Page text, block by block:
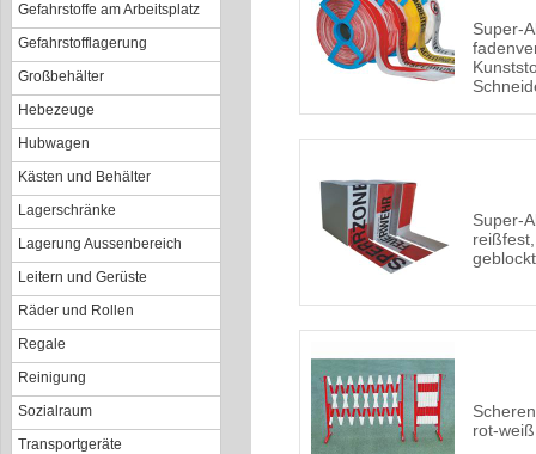
Gefahrstoffe am Arbeitsplatz
Gefahrstofflagerung
Großbehälter
Hebezeuge
Hubwagen
Kästen und Behälter
Lagerschränke
Lagerung Aussenbereich
Leitern und Gerüste
Räder und Rollen
Regale
Reinigung
Sozialraum
Transportgeräte
Super-
Super-
geblockt
rot-weiß